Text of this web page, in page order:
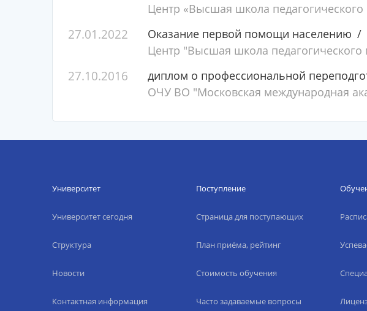
Центр «Высшая школа педагогического
27.01.2022 Оказание первой помощи населению
Центр "Высшая школа педагогического
27.10.2016
диплом о профессиональной
ОЧУ ВО "Московская международная
Университет
Университет сегодня
Структура
Новости
Контактная информация
Поступление
Страница для поступающих
План приёма, рейтинг
Стоимость обучения
Часто задаваемые вопросы